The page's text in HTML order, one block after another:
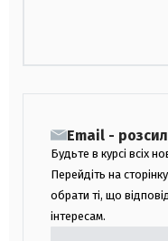
Email -
Будьте в курсі всіх
Перейдіть на
обрати ті, що
інтересам.